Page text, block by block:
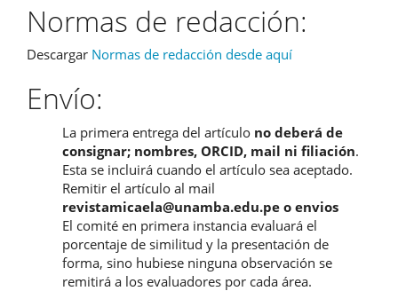
Normas de redacción:
Descargar Normas de redacción desde aquí
Envío:
La primera entrega del artículo no deberá de
consignar; nombres, ORCID, mail ni filiación.
Esta se incluirá cuando el artículo sea aceptado.
Remitir el artículo al mail
revistamicaela@unamba.edu.pe o envios
El comité en primera instancia evaluará el
porcentaje de similitud y la presentación de
forma, sino hubiese ninguna observación se
remitirá a los evaluadores por cada área.